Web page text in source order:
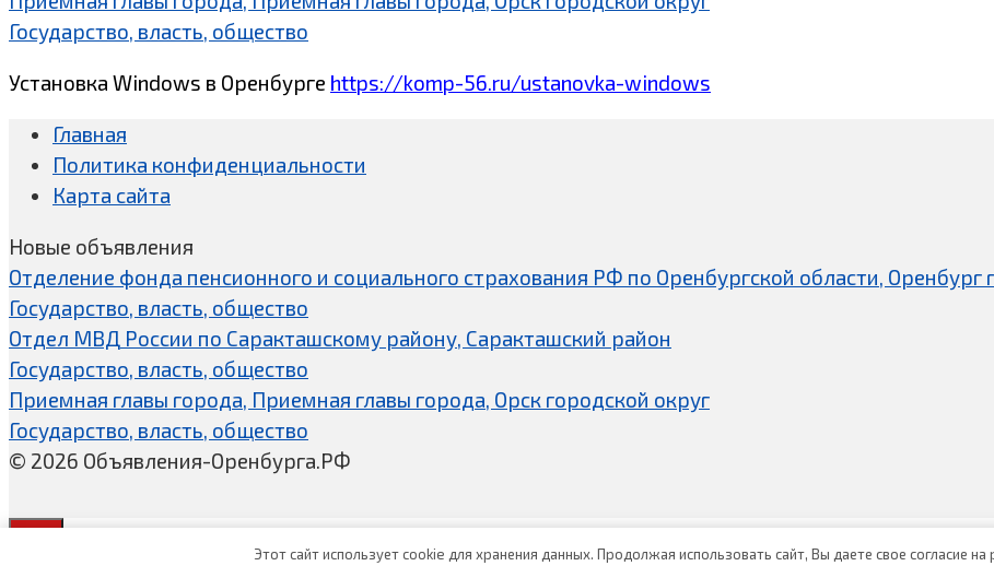
Государство, власть, общество
Установка Windows в Оренбурге https://komp-56.ru/ustanovka-windows
Главная
Политика конфиденциальности
Карта сайта
Новые объявления
Отделение фонда пенсионного и социального страхования РФ по Оренбургской области, Оренбург
Государство, власть, общество
Отдел МВД России по Саракташскому району, Саракташский район
Государство, власть, общество
Приемная главы города, Приемная главы города, Орск городской округ
Государство, власть, общество
© 2026 Объявления-Оренбурга.РФ
Этот сайт использует cookie для хранения данных. Продолжая использовать сайт, Вы даете свое согласие